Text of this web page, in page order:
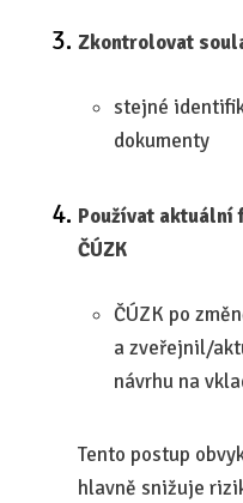
Zkontrolovat
stejné
dokumenty
Používat aktuální
ČÚZK
ČÚZK po
a zveřejnil/
návrhu na
Tento postup
hlavně snižuje